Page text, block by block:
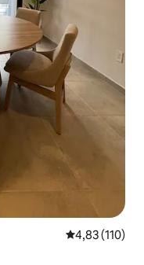
4,83 av 5 i
4,83 (110)